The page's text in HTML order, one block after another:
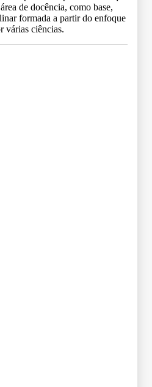
de docência, como base,
formada a partir do enfoque
várias ciências.